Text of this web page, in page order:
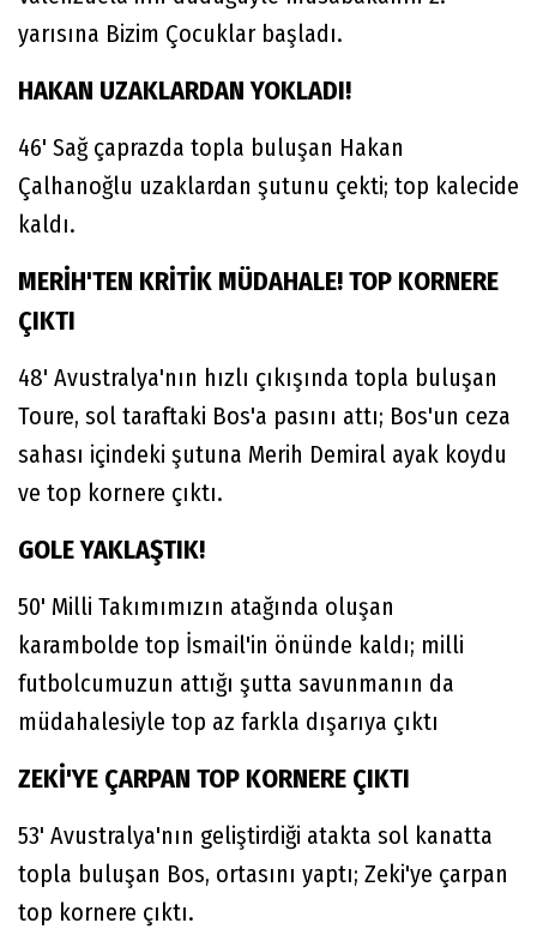
yarısına Bizim Çocuklar başladı.
HAKAN UZAKLARDAN YOKLADI!
46' Sağ çaprazda topla buluşan Hakan
Çalhanoğlu uzaklardan şutunu çekti; top kalecide
kaldı.
MERİH'TEN KRİTİK MÜDAHALE! TOP KORNERE
ÇIKTI
48' Avustralya'nın hızlı çıkışında topla buluşan
Toure, sol taraftaki Bos'a pasını attı; Bos'un ceza
sahası içindeki şutuna Merih Demiral ayak koydu
ve top kornere çıktı.
GOLE YAKLAŞTIK!
50' Milli Takımımızın atağında oluşan
karambolde top İsmail'in önünde kaldı; milli
futbolcumuzun attığı şutta savunmanın da
müdahalesiyle top az farkla dışarıya çıktı
ZEKİ'YE ÇARPAN TOP KORNERE ÇIKTI
53' Avustralya'nın geliştirdiği atakta sol kanatta
topla buluşan Bos, ortasını yaptı; Zeki'ye çarpan
top kornere çıktı.